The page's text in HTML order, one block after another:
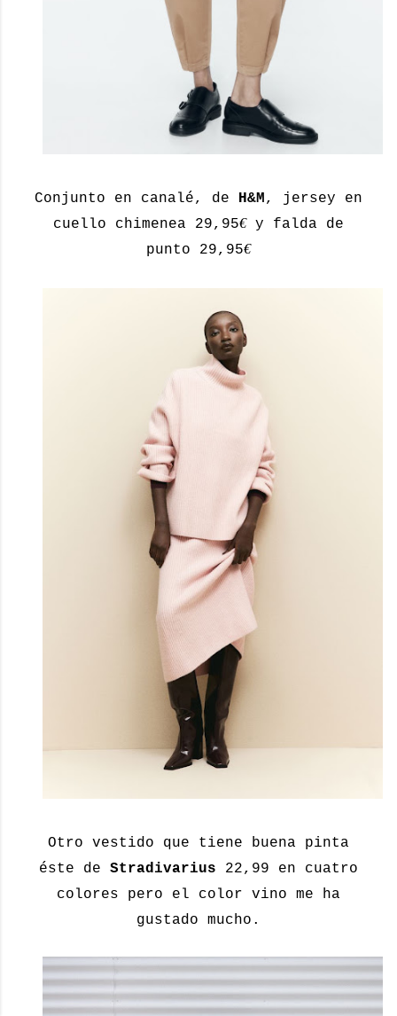
Conjunto en canalé, de H&M, jersey en
cuello chimenea 29,95€y falda de
punto 29,95€
Otro vestido que tiene buena pinta
éste de Stradivarius 22,99 en cuatro
colores pero el color vino me ha
gustado mucho.